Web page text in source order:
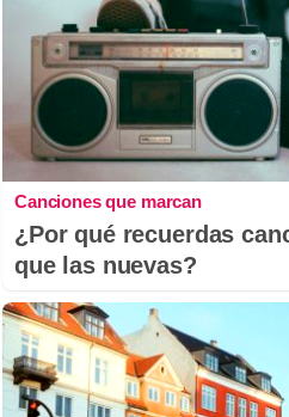
Canciones que marcan
¿Por qué recuerdas
que las nuevas?